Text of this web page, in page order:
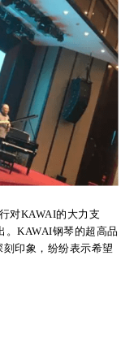
对KAWAI的大力支
。KAWAI钢琴的超高品
印象，纷纷表示希望